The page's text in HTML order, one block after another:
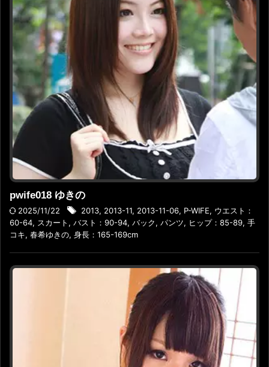
pwife018 ゆきの
2025/11/22 2013, 2013-11, 2013-11-06, P-WIFE, ウエスト：
60-64, スカート , バスト：90-94, バック, パンツ, ヒップ：85-89, 手
コキ, 春希ゆきの, 身長：165-169cm